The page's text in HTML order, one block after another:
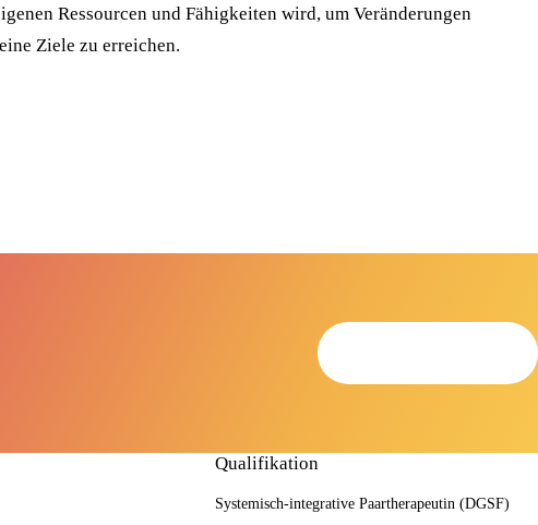
Ressourcen und Fähigkeiten wird, um Veränderungen
Ziele zu erreichen.
Qualifikation
Systemisch-integrative Paartherapeutin (DGSF)